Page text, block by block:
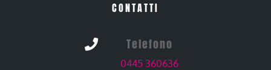
CONTATTI
 Telefono
0445 360636